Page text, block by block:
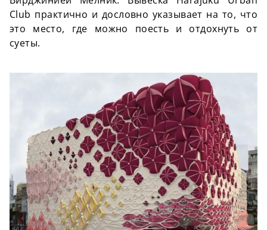
Club практично и дословно указывает на то, что
это место, где можно поесть и отдохнуть от
суеты.